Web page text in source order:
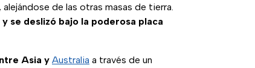
de las otras masas de tierra.
se deslizó bajo la poderosa placa
Asia y Australia a través de un